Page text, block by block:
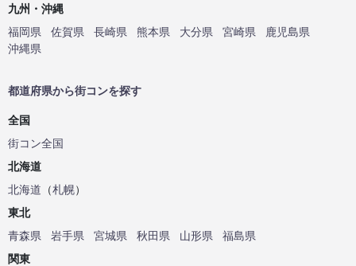
九州・沖縄
福岡県
佐賀県 長崎県 熊本県 大分県 宮崎県
鹿児島県
沖縄県
都道府県から街コンを探す
全国
街コン全国
北海道
北海道 （札幌）
東北
青森県
岩手県 宮城県 秋田県 山形県
福島県
関東